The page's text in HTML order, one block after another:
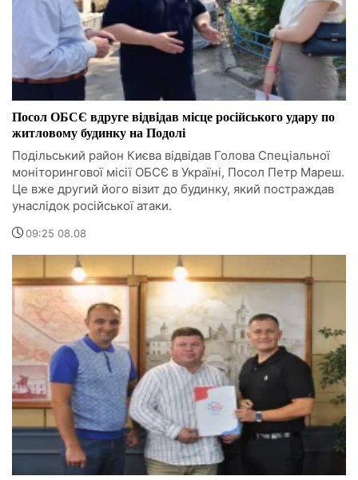
Посол ОБСЄ вдруге відвідав місце російського удару по
житловому будинку на Подолі
Подільський район Києва відвідав Голова Спеціальної
моніторингової місії ОБСЄ в Україні, Посол Петр Мареш.
Це вже другий його візит до будинку, який постраждав
унаслідок російської атаки.
09:25 08.08